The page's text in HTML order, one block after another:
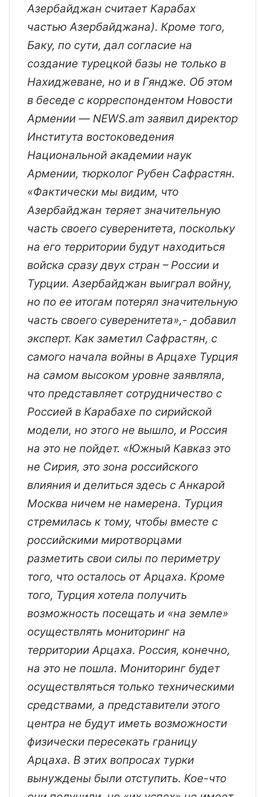
Азербайджан считает Карабах
частью Азербайджана). Кроме того,
Баку, по сути, дал согласие на
создание турецкой базы не только в
Нахиджеване, но и в Гяндже. Об этом
в беседе с корреспондентом Новости
Армении — NEWS.am заявил директор
Института востоковедения
Национальной академии наук
Армении, тюрколог Рубен Сафрастян.
«Фактически мы видим, что
Азербайджан теряет значительную
часть своего суверенитета, поскольку
на его территории будут находиться
войска сразу двух стран – России и
Турции. Азербайджан выиграл войну,
но по ее итогам потерял значительную
часть своего суверенитета»,- добавил
эксперт. Как заметил Сафрастян, с
самого начала войны в Арцахе Турция
на самом высоком уровне заявляла,
что представляет сотрудничество с
Россией в Карабахе по сирийской
модели, но этого не вышло, и Россия
на это не пойдет. «Южный Кавказ это
не Сирия, это зона российского
влияния и делиться здесь с Анкарой
Москва ничем не намерена. Турция
стремилась к тому, чтобы вместе с
российскими миротворцами
разметить свои силы по периметру
того, что осталось от Арцаха. Кроме
того, Турция хотела получить
возможность посещать и «на земле»
осуществлять мониторинг на
территории Арцаха. Россия, конечно,
на это не пошла. Мониторинг будет
осуществляться только техническими
средствами, а представители этого
центра не будут иметь возможности
физически пересекать границу
Арцаха. В этих вопросах турки
вынуждены были отступить. Кое-что